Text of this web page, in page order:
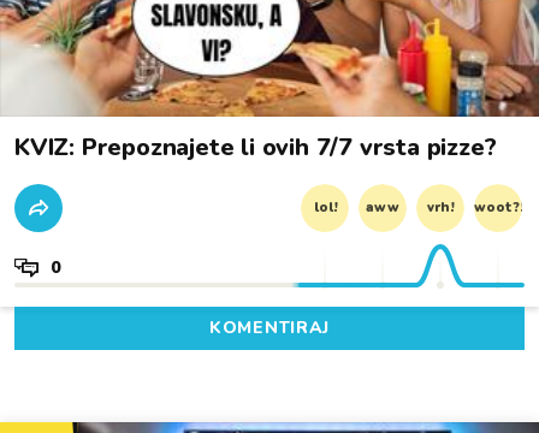
KVIZ: Prepoznajete li ovih 7/7 vrsta pizze?
lol! aww vrh! woot?!
0
KOMENTIRAJ